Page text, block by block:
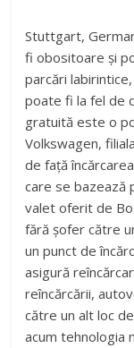
Stuttgart,
fi obositoare și
parcări
poate fi la fel de
gratuită este o
Volkswagen,
de față
care se bazează
valet oferit de
fără șofer către
un punct de
asigură
reîncărcării,
către un alt loc
acum tehnologia